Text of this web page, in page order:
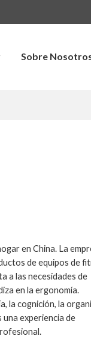
Sobre
en China. La
de equipos de
a las necesidades de
en la ergonomía.
la cognición, la
experiencia de